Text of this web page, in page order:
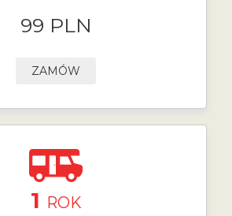
99 PLN
ZAMÓW
1 ROK